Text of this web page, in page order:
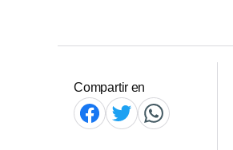
Compartir en